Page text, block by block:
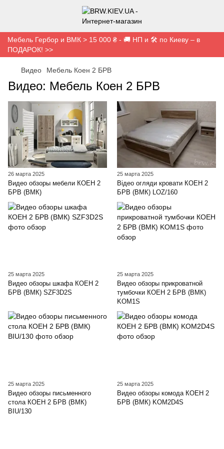
Мебель Гербор и ВМК > 15 000 ₴ - 🚚 НП и 🛠️ по Киеву – в
ПОДАРОК! >>
Видео Мебель Коен 2 БРВ
Видео: Мебель Коен 2 БРВ
26 марта 2025
Видео обзоры мебели КОЕН 2
БРВ (ВМК)
25 марта 2025
Відео огляди кровати КОЕН 2
БРВ (ВМК) LOZ/160
25 марта 2025
Видео обзоры шкафа КОЕН 2
БРВ (ВМК) SZF3D2S
25 марта 2025
Видео обзоры прикроватной
тумбочки КОЕН 2 БРВ (ВМК)
KOM1S
25 марта 2025
Видео обзоры письменного
стола КОЕН 2 БРВ (ВМК)
BIU/130
25 марта 2025
Видео обзоры комода КОЕН 2
БРВ (ВМК) KOM2D4S